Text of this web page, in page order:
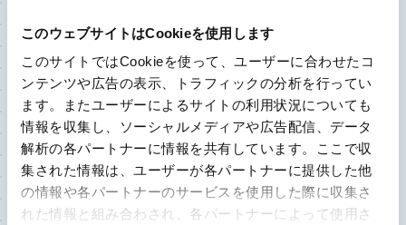
このウェブサイトはCookieを使用します
このサイトではCookieを使って、ユーザーに合わせたコ
ンテンツや広告の表示、トラフィックの分析を行ってい
ます。またユーザーによるサイトの利用状況についても
情報を収集し、ソーシャルメディアや広告配信、データ
解析の各パートナーに情報を共有しています。ここで収
集された情報は、ユーザーが各パートナーに提供した他
の情報や各パートナーのサービスを使用した際に収集さ
れた情報と組み合わされ、各パートナーによって使用さ
股関節
2023/9/13
独立行政法人国立病院機構 渋川医療センター 整
形外科医長
割田 敏朗 先生
股関節の痛み 我慢しないで 早期の受診で納得の